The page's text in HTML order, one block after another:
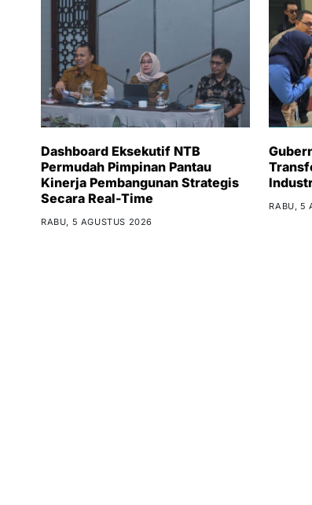
Dashboard Eksekutif NTB
Permudah Pimpinan Pantau
Kinerja Pembangunan Strategis
Secara Real-Time
RABU, 5 AGUSTUS 2026
RABU, 5